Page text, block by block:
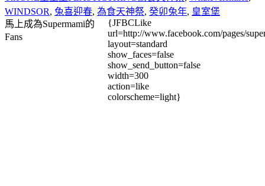
WINDSOR, 兔喜迎春, 為食天神祭, 癸卯兔年, 皇室堡
馬上成為Supermami的
Fans
{JFBCLike
url=http://www.facebook.com/pages/
layout=standard
show_faces=false
show_send_button=false
width=300
action=like
colorscheme=light}